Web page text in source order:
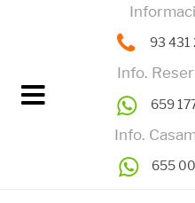
93 431
Info.
659
Info.
655